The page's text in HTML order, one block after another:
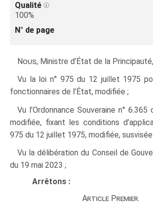
Qualité
100%
N° de page
Nous, Ministre d’État de la Principauté,
Vu la loi n° 975 du 12 juillet 1975
fonctionnaires de l’État, modifiée ;
Vu l’Ordonnance Souveraine n°
modifiée, fixant les conditions
975 du 12 juillet 1975, modifiée,
Vu la délibération du Conseil de
du 19 mai 2023 ;
Arrêtons :
Article Premier.